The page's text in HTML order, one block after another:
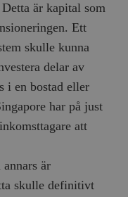
är kapital som
Ett
skulle kunna
delar av
i en bostad eller
har på just
att
är
skulle definitivt